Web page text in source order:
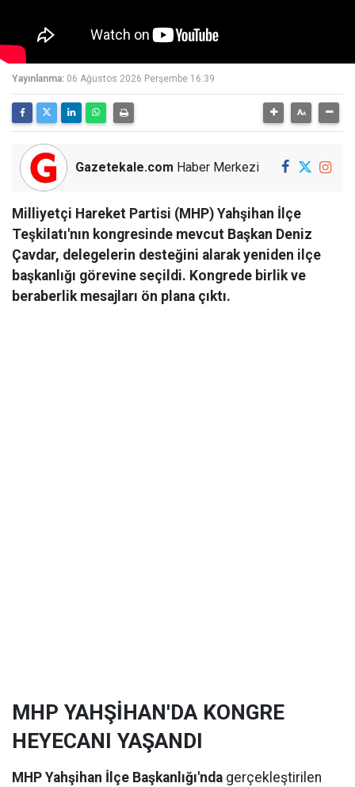
Yayınlanma: 06 Ağustos 2026 Perşembe 16:39
Gazetekale.com Haber Merkezi
Milliyetçi Hareket Partisi (MHP) Yahşihan İlçe
Teşkilatı'nın kongresinde mevcut Başkan Deniz
Çavdar, delegelerin desteğini alarak yeniden ilçe
başkanlığı görevine seçildi. Kongrede birlik ve
beraberlik mesajları ön plana çıktı.
MHP YAHŞİHAN'DA KONGRE
HEYECANI YAŞANDI
MHP Yahşihan İlçe Başkanlığı'nda gerçekleştirilen